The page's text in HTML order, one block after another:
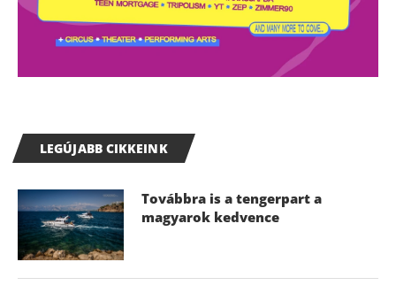
LEGÚJABB CIKKEINK
Továbbra is a tengerpart a
magyarok kedvence